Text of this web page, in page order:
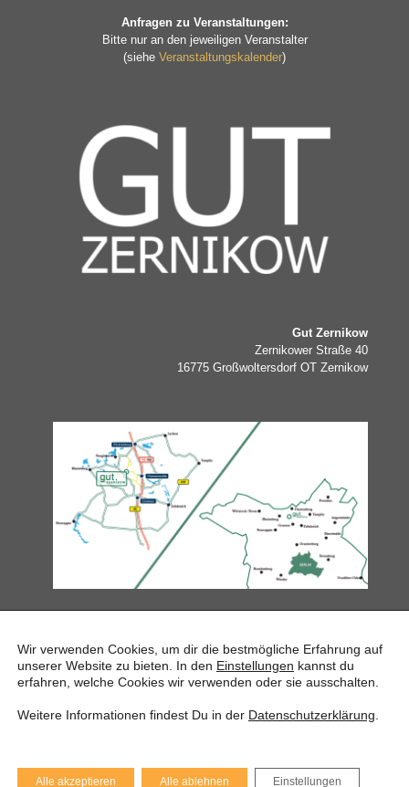
Anfragen zu Veranstaltungen:
Bitte nur an den jeweiligen Veranstalter
(siehe Veranstaltungskalender)
Gut Zernikow
Zernikower Straße 40
16775 Großwoltersdorf OT Zernikow
ANGEBOTE & AKTIVITÄTEN
VERANSTALTUNGEN
AUSSTELLUNGEN
GESCHICHTE & GESCHICHTEN
Wir verwenden Cookies, um dir die bestmögliche Erfahrung auf
unserer Website zu bieten. In den Einstellungen kannst du
erfahren, welche Cookies wir verwenden oder sie ausschalten.
Weitere Informationen findest Du in der Datenschutzerklärung
Alle akzeptieren Alle ablehnen Einstellungen